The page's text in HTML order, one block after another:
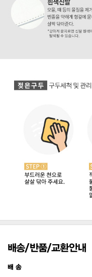
배송/반품/교환안내
배 송